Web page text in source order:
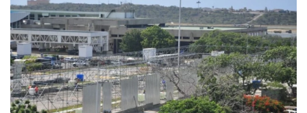
4
ÚLTIMA HORA
Gobierno y AN2015 en
nueva mesa de diálogo
INTERNACIONALES ÚLTIMA HORA
Hiroshima 81 años de la
debacle atómica. Japón